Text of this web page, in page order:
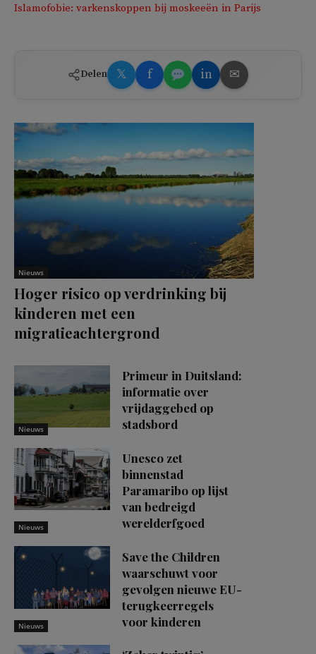
Islamofobie: varkenskoppen bij moskeeën in Parijs
Delen 𝕏 f in ✉
Nieuws
Hoger risico op verdrinking bij
kinderen met een
migratieachtergrond
Nieuws
Primeur in Duitsland:
informatie over
vrijdaggebed op
stadsbord
Nieuws
Unesco zet
binnenstad
Paramaribo op lijst
van bedreigd
werelderfgoed
Nieuws
Save the Children
waarschuwt voor
gevolgen nieuwe EU-
terugkeerregels
voor kinderen